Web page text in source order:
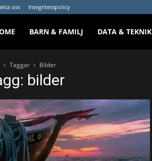
oss Integritetspolicy
BARN & FAMILJ DATA & TEKNIK
Taggar Bilder
bilder